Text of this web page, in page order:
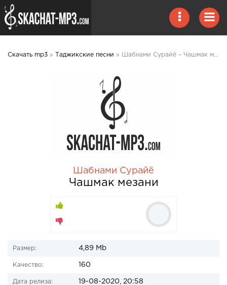
Скачать mp3 » Таджикские песни » Шабнами Сурайё – Чашмак мезани mp3 скачать
Шабнами Сурайё
Чашмак мезани
Размер: 4,89 Mb
Качество: 160
Дата релиза: 19-08-2020, 20:58